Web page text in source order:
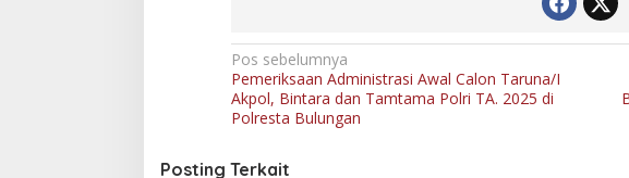
N
a
v
i
Pos sebelumnya
Pemeriksaan Administrasi Awal Calon Taruna/I
Akpol, Bintara dan Tamtama Polri TA. 2025 di
Polresta Bulungan
Posting Terkait